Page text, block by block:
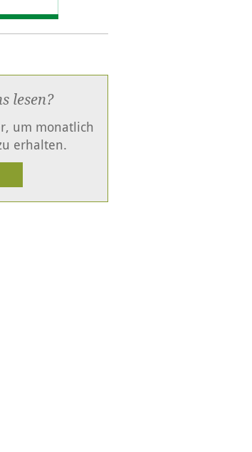
lesen?
um monatlich
erhalten.